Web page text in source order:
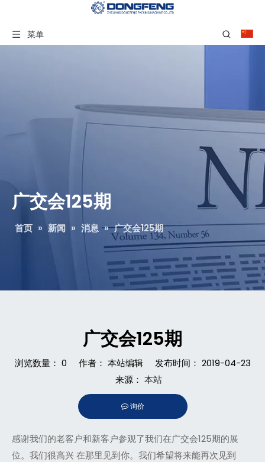
菜单
广交会125期
首页 » 新闻 » 消息 » 广交会125期
广交会125期
浏览数量： 0 作者： 本站编辑 发布时间： 2019-04-23
来源： 本站
询价
感谢我们的老客户和新客户参观了我们在广交会125期的展
位。我们很高兴在那里见到你。我们希望将来能再次见到